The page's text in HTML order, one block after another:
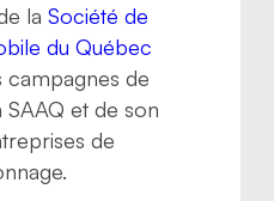
laSociété de
du Québec
campagnes de
SAAQ et de son
de